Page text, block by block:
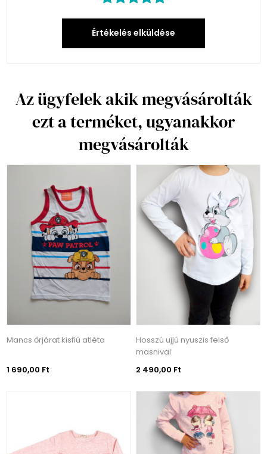
Értékelés elküldése
Az ügyfelek akik megvásárolták
ezt a terméket, ugyanakkor
megvásárolták
Mancs őrjárat kisfiú atléta
1 690,00 Ft
Hosszú ujjú nyuszis felső
masnival
2 490,00 Ft